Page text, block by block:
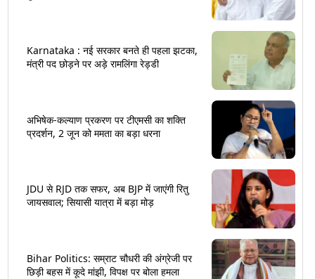
Karnataka : नई सरकार बनते ही पहला झटका,
मंत्री पद छोड़ने पर अड़े रामलिंगा रेड्डी
अभिषेक-कल्याण प्रकरण पर टीएमसी का शक्ति
प्रदर्शन, 2 जून को ममता का बड़ा धरना
JDU से RJD तक सफर, अब BJP में जाएंगी रितु
जायसवाल; सियासी यात्रा में बड़ा मोड़
Bihar Politics: सम्राट चौधरी की अंग्रेजी पर
छिड़ी बहस में कूदे मांझी, विपक्ष पर बोला हमला